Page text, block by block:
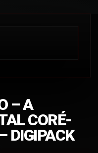
– A
CORÉ-
DIGIPACK